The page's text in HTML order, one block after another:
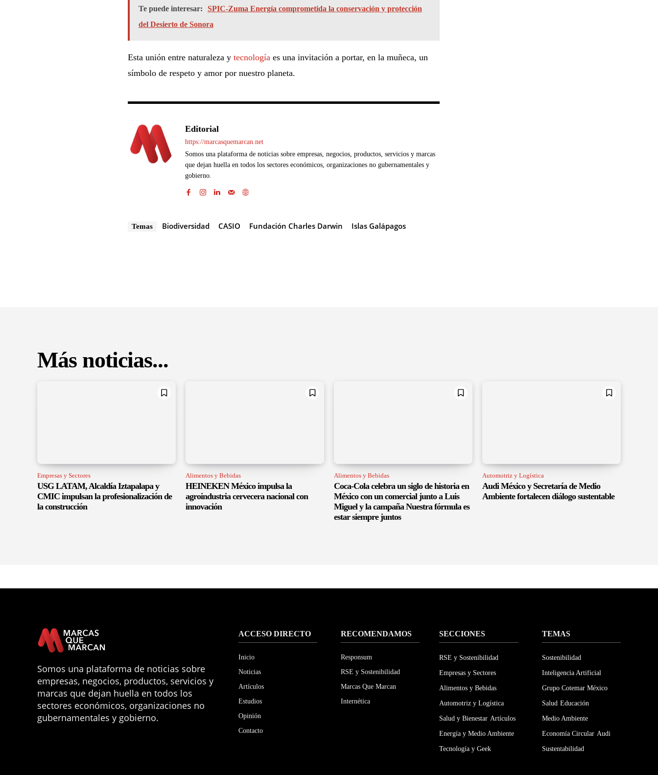
Te puede interesar:
SPIC-Zuma Energía comprometida la conservación y protección
del Desierto de Sonora
Esta unión entre naturaleza y tecnología es una invitación a portar, en la muñeca, un
símbolo de respeto y amor por nuestro planeta.
Editorial
https://marcasquemarcan.net
Somos una plataforma de noticias sobre empresas, negocios, productos, servicios y marcas
que dejan huella en todos los sectores económicos, organizaciones no gubernamentales y
gobierno.
Temas Biodiversidad CASIO Fundación Charles Darwin Islas Galápagos
Más noticias...
Empresas y Sectores
USG LATAM, Alcaldía Iztapalapa y
CMIC impulsan la profesionalización de
la construcción
Alimentos y Bebidas
HEINEKEN México impulsa la
agroindustria cervecera nacional con
innovación
Alimentos y Bebidas
Coca-Cola celebra un siglo de historia en
México con un comercial junto a Luis
Miguel y la campaña Nuestra fórmula es
estar siempre juntos
Automotriz y Logística
Audi México y Secretaría de Medio
Ambiente fortalecen diálogo sustentable
Somos una plataforma de noticias sobre
empresas, negocios, productos, servicios y
marcas que dejan huella en todos los
sectores económicos, organizaciones no
gubernamentales y gobierno.
ACCESO DIRECTO
Inicio
Noticias
Artículos
Estudios
Opinión
Contacto
RECOMENDAMOS
Responsum
RSE y Sostenibilidad
Marcas Que Marcan
Internética
SECCIONES
RSE y Sostenibilidad
Empresas y Sectores
Alimentos y Bebidas
Automotriz y Logística
Salud y Bienestar Artículos
Energía y Medio Ambiente
Tecnología y Geek
TEMAS
Sostenibilidad
Inteligencia Artificial
Grupo Cotemar México
Salud Educación
Medio Ambiente
Economía Circular Audi
Sustentabilidad